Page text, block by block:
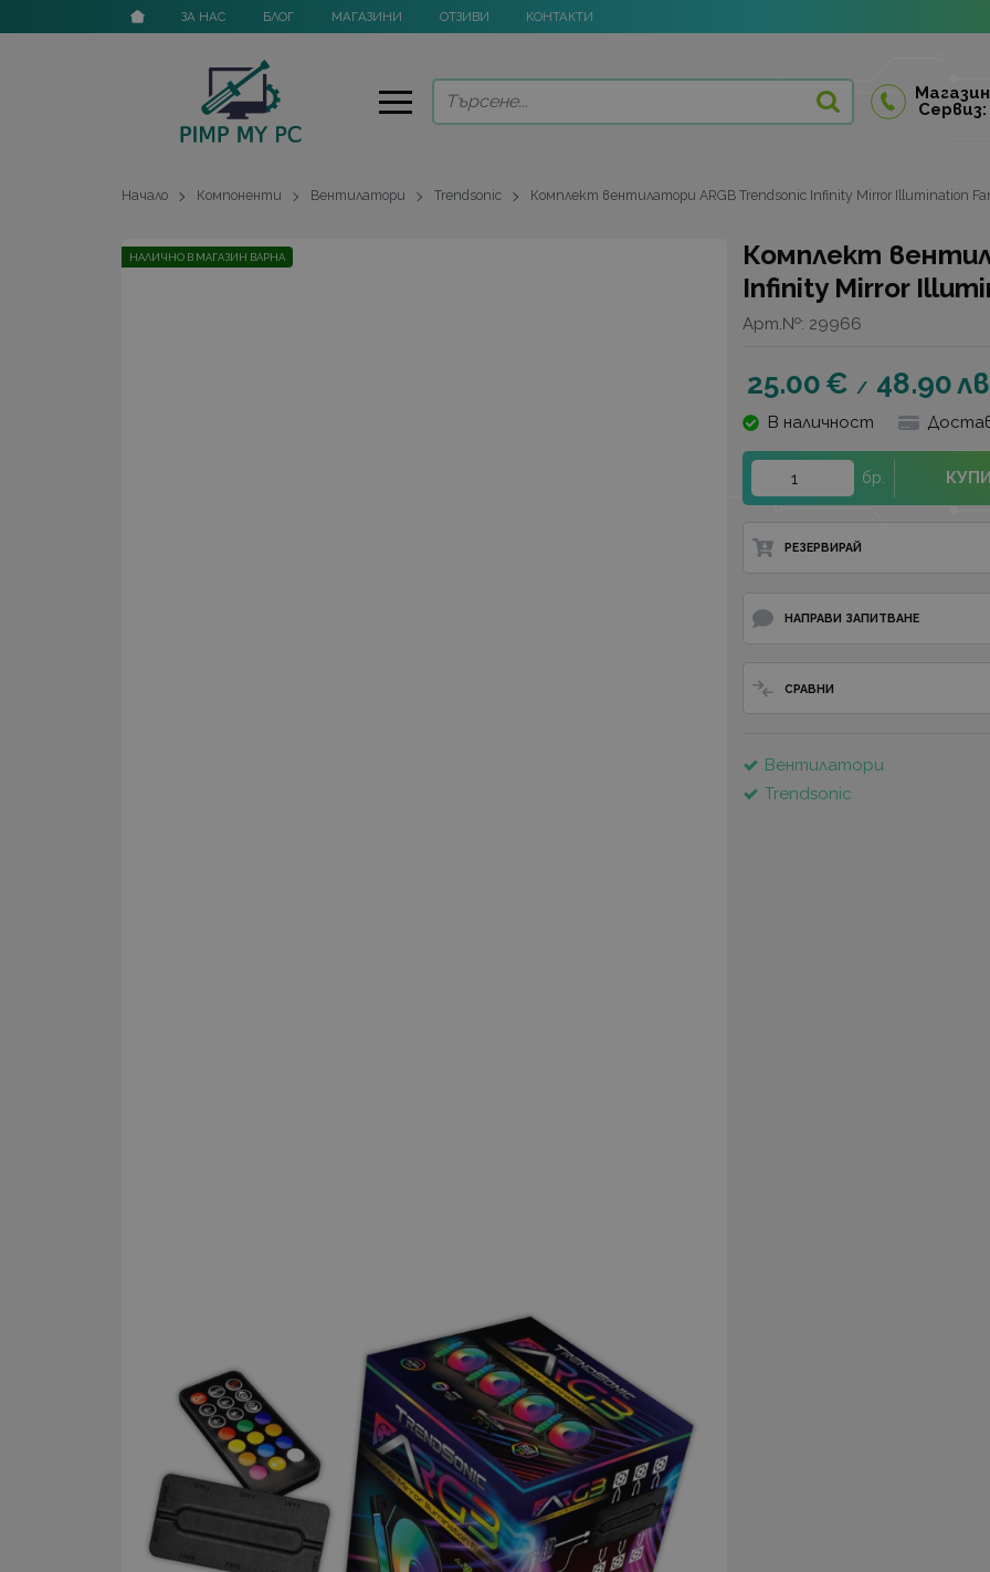
ЗА НАС БЛОГ МАГАЗИНИ ОТЗИВИ КОНТАКТИ
Начало Компоненти Вентилатори Trendsonic Комплект вентилатори ARGB Trendsonic Infinity Mirror Illumination
Комплект
Infinity Mirror
Арт.№: 29966
НАЛИЧНО В МАГАЗИН ВАРНА
25.00€ / 48.90
В наличност
бр. КУПИ
РЕЗЕРВИРАЙ
НАПРАВИ ЗАПИТВАНЕ
СРАВНИ
Вентилатори
Trendsonic